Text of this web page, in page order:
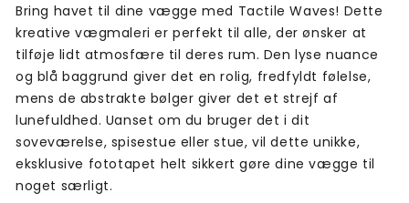
Bring havet til dine vægge med Tactile Waves! Dette
kreative vægmaleri er perfekt til alle, der ønsker at
tilføje lidt atmosfære til deres rum. Den lyse nuance
og blå baggrund giver det en rolig, fredfyldt følelse,
mens de abstrakte bølger giver det et strejf af
lunefuldhed. Uanset om du bruger det i dit
soveværelse, spisestue eller stue, vil dette unikke,
eksklusive fototapet helt sikkert gøre dine vægge til
noget særligt.